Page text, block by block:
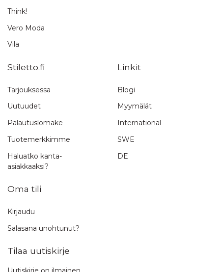
Think!
Vero Moda
Vila
Stiletto.fi
Tarjouksessa
Uutuudet
Palautuslomake
Tuotemerkkimme
Haluatko kanta-
asiakkaaksi?
Linkit
Blogi
Myymälät
International
SWE
DE
Oma tili
Kirjaudu
Salasana unohtunut?
Tilaa uutiskirje